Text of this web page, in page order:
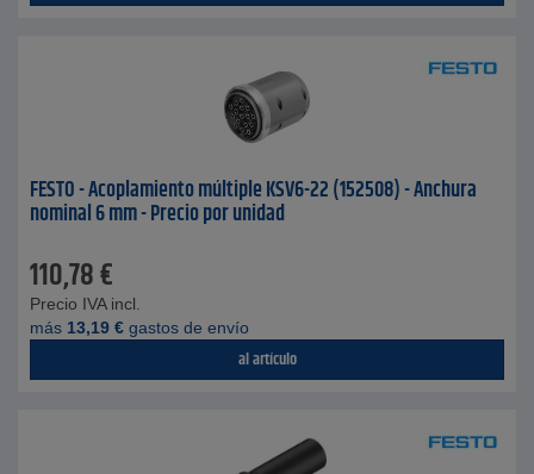
FESTO - Acoplamiento múltiple KSV6-22 (152508) - Anchura
nominal 6 mm - Precio por unidad
110,78€
Precio IVA incl.
más 13,19 € gastos de envío
al artículo